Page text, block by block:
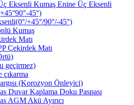
Eksenli Kumaş Enine Üç Eksenli
45°)
+45°/90°/-45°)
Kumaş
Matı
Çekirdek Matı
geçirmez)
çıkarma
(Korozyon Önleyici)
Duvar Kaplama Doku Paspası
AGM Akü Ayırıcı